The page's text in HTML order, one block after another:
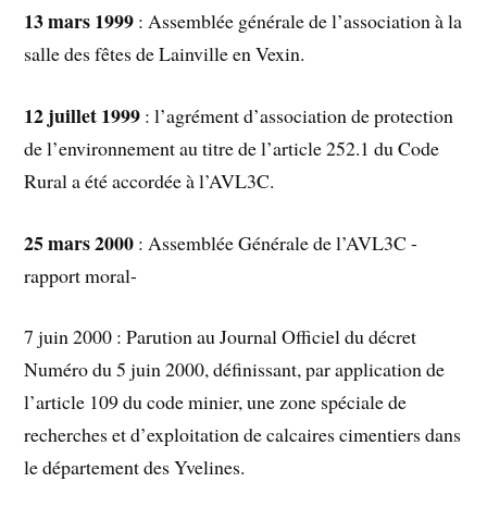
13 mars 1999 : Assemblée générale de l’association à la
salle des fêtes de Lainville en Vexin.
12 juillet 1999 : l’agrément d’association de protection
de l’environnement au titre de l’article 252.1 du Code
Rural a été accordée à l’AVL3C.
25 mars 2000 : Assemblée Générale de l’AVL3C -
rapport moral-
7 juin 2000 : Parution au Journal Officiel du décret
Numéro du 5 juin 2000, définissant, par application de
l’article 109 du code minier, une zone spéciale de
recherches et d’exploitation de calcaires cimentiers dans
le département des Yvelines.